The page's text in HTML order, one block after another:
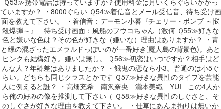
ていますか？ ・8000ぐらい Ｑ54≫着信音とメール受信音、待ち受け画
面を教えて下さい。 ・着信音：デーモン小暮『チェリー・ボンブ ～悩
殺爆弾～』 待ち受け画面：風船のフウコちゃん（激何 Ｑ55≫好きな
色と嫌いな色は？その色が好きな（嫌いな）理由はありますか？ ・青
と緑の混ざったエメラルドっぽいのが一番好き(魔人島の背景色)。あと
ピンクも結構好き。嫌いは無し。 Ｑ56≫初恋はいつですか？相手はど
んな人？年齢差はありましたか？ ・餓鬼の恋なら小3。普通のは小5ぐ
らい。どちらも同じクラスとかです Ｑ57≫好きな異性のタイプを芸能
人に例えると誰？ ・高畑充希 南沢奈央 瀧本美織 YUI この4人か
ら俺の好みの像を推測して下さい（ Ｑ58≫好きな異性のしぐさと、そ
のしぐさが好きな理由を教えて下さい。 ・仕草にあんま拘りは無いか